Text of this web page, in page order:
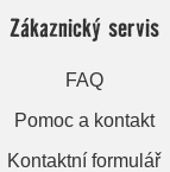
Zákaznický servis
FAQ
Pomoc a kontakt
Kontaktní formulář